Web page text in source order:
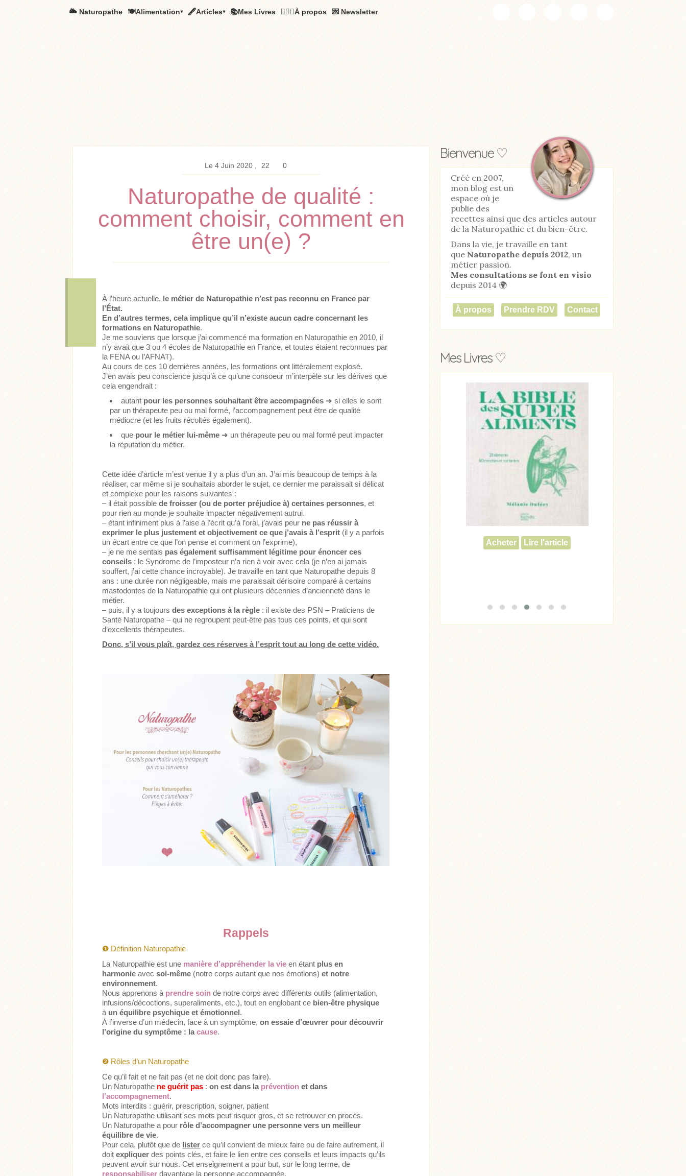
🌥️ Naturopathe 🍽Alimentation▾ 🖋Articles▾ 📚Mes Livres 🧚🏻‍♂️À propos 💌 Newsletter
Le 4 Juin 2020 22 0
Naturopathe de qualité :
comment choisir, comment en
être un(e) ?
À l’heure actuelle, le métier de Naturopathie n’est pas reconnu en France par
l’État.
En d’autres termes, cela implique qu’il n’existe aucun cadre concernant les
formations en Naturopathie.
Je me souviens que lorsque j’ai commencé ma formation en Naturopathie en 2010, il
n’y avait que 3 ou 4 écoles de Naturopathie en France, et toutes étaient reconnues par
la FENA ou l’AFNAT).
Au cours de ces 10 dernières années, les formations ont littéralement explosé.
J’en avais peu conscience jusqu’à ce qu’une consoeur m’interpèle sur les dérives que
cela engendrait :
autant pour les personnes souhaitant être accompagnées ➜ si elles le sont
par un thérapeute peu ou mal formé, l’accompagnement peut être de qualité
médiocre (et les fruits récoltés également).
que pour le métier lui-même ➜ un thérapeute peu ou mal formé peut impacter
la réputation du métier.
Cette idée d’article m’est venue il y a plus d’un an. J’ai mis beaucoup de temps à la
réaliser, car même si je souhaitais aborder le sujet, ce dernier me paraissait si délicat
et complexe pour les raisons suivantes :
– il était possible de froisser (ou de porter préjudice à) certaines personnes, et
pour rien au monde je souhaite impacter négativement autrui.
– étant infiniment plus à l’aise à l’écrit qu’à l’oral, j’avais peur ne pas réussir à
exprimer le plus justement et objectivement ce que j’avais à l’esprit (il y a parfois
un écart entre ce que l’on pense et comment on l’exprime),
– je ne me sentais pas également suffisamment légitime pour énoncer ces
conseils : le Syndrome de l’imposteur n’a rien à voir avec cela (je n’en ai jamais
souffert, j’ai cette chance incroyable). Je travaille en tant que Naturopathe depuis 8
ans : une durée non négligeable, mais me paraissait dérisoire comparé à certains
mastodontes de la Naturopathie qui ont plusieurs décennies d’ancienneté dans le
métier.
– puis, il y a toujoursdes exceptions à la règle : il existe des PSN – Praticiens de
Santé Naturopathe – qui ne regroupent peut-être pas tous ces points, et qui sont
d’excellents thérapeutes.
Donc, s’il vous plaît, gardez ces réserves à l’esprit tout au long de cette vidéo.
Rappels
❶ Définition Naturopathie
La Naturopathie est une manière d’appréhender la vie en étant plus en
harmonie avecsoi-même (notre corps autant que nos émotions) et notre
environnement.
Nous apprenons à prendre soin de notre corps avec différents outils (alimentation,
infusions/décoctions, superaliments, etc.), tout en englobant ce bien-être physique
à un équilibre psychique et émotionnel.
À l’inverse d’un médecin, face à un symptôme, on essaie d’œuvrer pour découvrir
l’origine du symptôme : lacause.
❷ Rôles d’un Naturopathe
Ce qu’il fait et ne fait pas (et ne doit donc pas faire).
Un Naturopathe ne guérit pas :on est dans la prévention et dans
l’accompagnement.
Mots interdits : guérir, prescription, soigner, patient
Un Naturopathe utilisant ses mots peut risquer gros, et se retrouver en procès.
Un Naturopathe a pour rôle d’accompagner une personne vers un meilleur
équilibre de vie.
Pour cela, plutôt que de lister ce qu’il convient de mieux faire ou de faire autrement, il
doitexpliquer des points clés, et faire le lien entre ces conseils et leurs impacts qu’ils
peuvent avoir sur nous. Cet enseignement a pour but, sur le long terme, de
responsabiliser davantage la personne accompagnée.
Bienvenue ♡
Créé en 2007,
mon blog est un
espace où je
publie des
recettes ainsi que des articles autour
de la Naturopathie et du bien-être.
Dans la vie, je travaille en tant
que Naturopathe depuis 2012, un
métier passion.
Mes consultations se font en visio
depuis 2014 🌍
À propos Prendre RDV Contact
Mes Livres ♡
Acheter Lire l'article
Acheter Lire l'article
Acheter Lire l'article